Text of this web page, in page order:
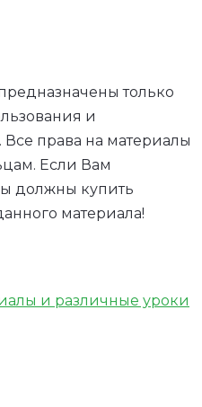
только
и
права на материалы
Если Вам
должны купить
материала!
и различные уроки